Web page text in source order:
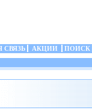
СВЯЗЬ АКЦИИ ПОИСК